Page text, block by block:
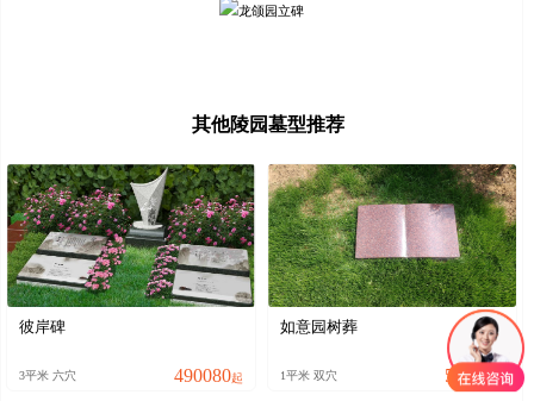
其他陵园墓型推荐
彼岸碑
3平米 六穴 490080起
如意园树葬
1平米 双穴 58800起